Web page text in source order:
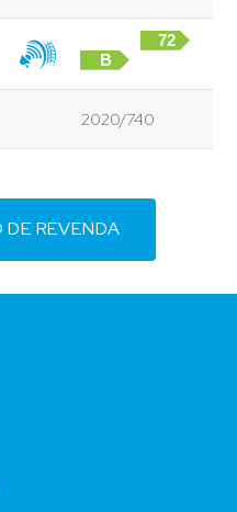
B
72
2020/740
REVENDA